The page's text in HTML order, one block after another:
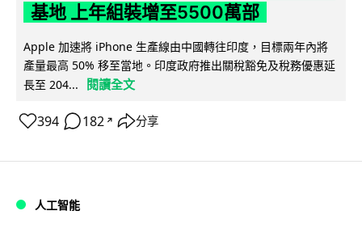
基地 上年組裝增至5500萬部
Apple 加速將 iPhone 生產線由中國轉往印度，目標兩年內將
產量最高 50% 移至當地。印度政府推出關稅豁免及稅務優惠延
長至 204...
閱讀全文
394 182 ↗ 分享
人工智能